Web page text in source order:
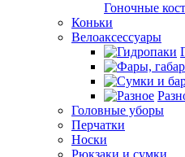
Гоночные
Коньки
Велоаксессуары
Головные уборы
Перчатки
Носки
Рюкзаки и сумки